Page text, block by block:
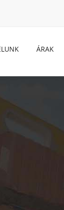
ÁRAK